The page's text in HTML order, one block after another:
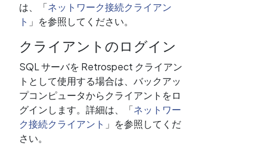
は、「ネットワーク接続クライアン
ト 」を参照してください。
クライアントのログイン
SQL サーバを Retrospect クライアン
トとして使用する場合は、バックアッ
プコンピュータからクライアントをロ
グインします。詳細は、「ネットワー
ク接続クライアント 」を参照してくだ
さい。